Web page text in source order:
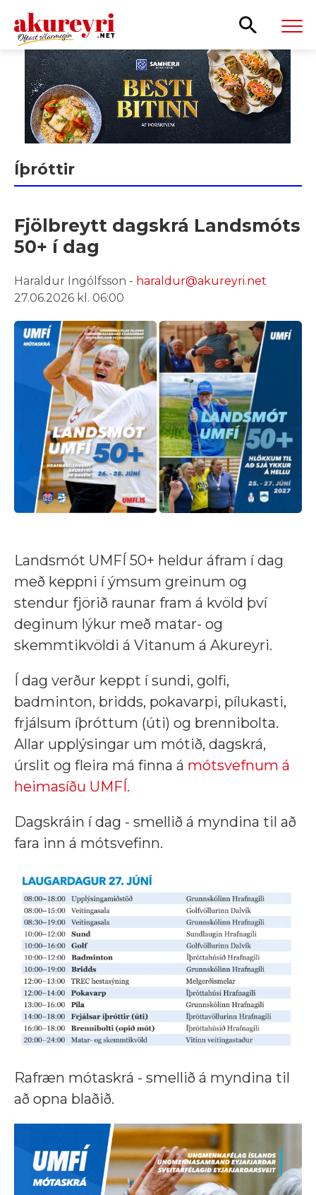
Leita
Íþróttir
Fjölbreytt dagskrá Landsmóts
50+ í dag
Haraldur Ingólfsson - haraldur@akureyri.net
27.06.2026 kl. 06:00
Landsmót UMFÍ 50+ heldur áfram í dag
með keppni í ýmsum greinum og
stendur fjörið raunar fram á kvöld því
deginum lýkur með matar- og
skemmtikvöldi á Vitanum á Akureyri.
Í dag verður keppt í sundi, golfi,
badminton, bridds, pokavarpi, pílukasti,
frjálsum íþróttum (úti) og brennibolta.
Allar upplýsingar um mótið, dagskrá,
úrslit og fleira má finna á mótsvefnum á
heimasíðu UMFÍ.
Dagskráin í dag - smellið á myndina til að
fara inn á mótsvefinn.
Rafræn mótaskrá - smellið á myndina til
að opna blaðið.